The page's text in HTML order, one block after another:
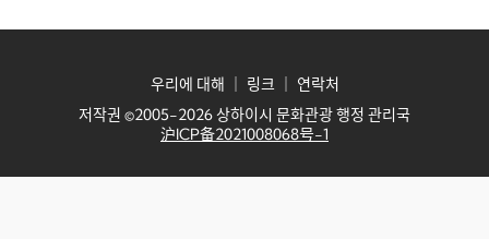
우리에 대해 링크｜ 연락처
저작권 ©2005-2026 상하이시 문화관광 행정 관리국
沪ICP备2021008068号-1